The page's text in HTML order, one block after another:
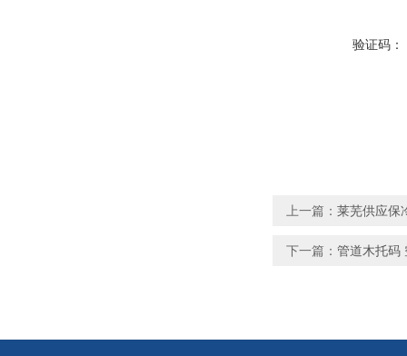
验证码：
上一篇： 莱芜供应保
下一篇： 管道木托码